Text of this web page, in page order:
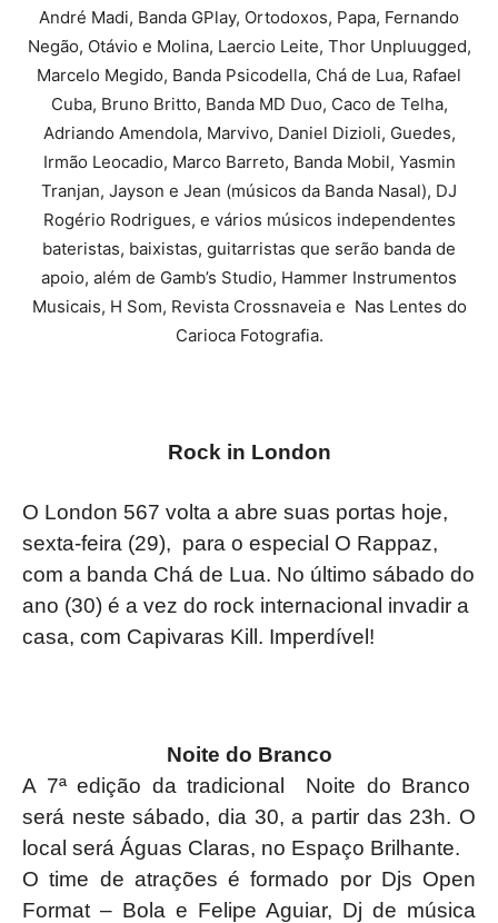
André Madi, Banda GPlay, Ortodoxos, Papa, Fernando
Negão, Otávio e Molina, Laercio Leite, Thor Unpluugged,
Marcelo Megido, Banda Psicodella, Chá de Lua, Rafael
Cuba, Bruno Britto, Banda MD Duo, Caco de Telha,
Adriando Amendola, Marvivo, Daniel Dizioli, Guedes,
Irmão Leocadio, Marco Barreto, Banda Mobil, Yasmin
Tranjan, Jayson e Jean (músicos da Banda Nasal), DJ
Rogério Rodrigues, e vários músicos independentes
bateristas, baixistas, guitarristas que serão banda de
apoio, além de Gamb’s Studio, Hammer Instrumentos
Musicais, H Som, Revista Crossnaveia e Nas Lentes do
Carioca Fotografia.
Rock in London
O London 567 volta a abre suas portas hoje,
sexta-feira (29), para o especial O Rappaz,
com a banda Chá de Lua. No último sábado do
ano (30) é a vez do rock internacional invadir a
casa, com Capivaras Kill. Imperdível!
Noite do Branco
A 7ª edição da tradicional Noite do Branco
será neste sábado, dia 30, a partir das 23h. O
local será Águas Claras, no Espaço Brilhante.
O time de atrações é formado por Djs Open
Format – Bola e Felipe Aguiar, Dj de música